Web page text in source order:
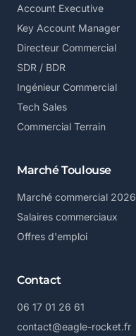
Account Executive
Key Account Manager
Directeur Commercial
SDR / BDR
Ingénieur Commercial
Tech Sales
Commercial Terrain
Marché Toulouse
Marché commercial 2026
Salaires commerciaux
Offres d'emploi
Contact
06 17 01 26 61
contact@eagle-rocket.fr